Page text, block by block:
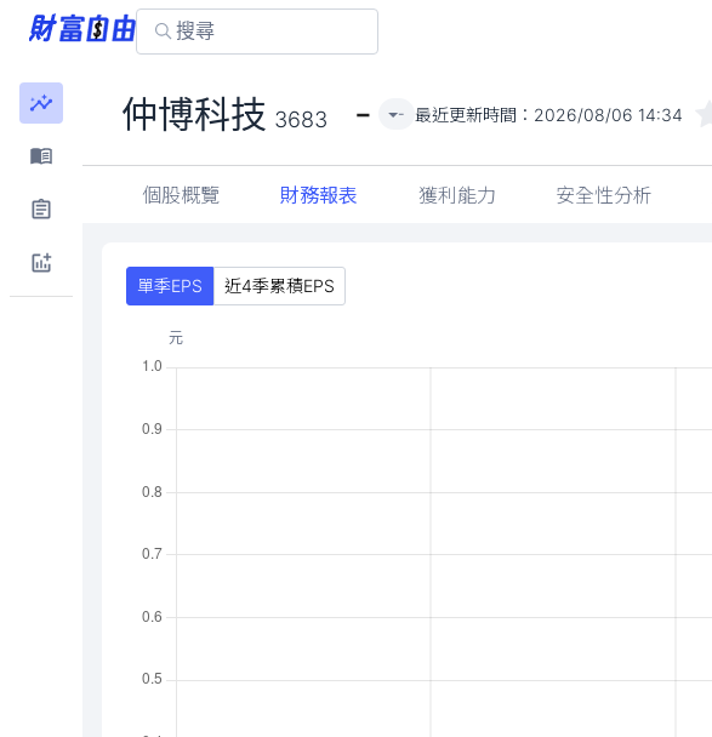
仲博科技 3683 - - 最近更新時間： 2026/08/06 14:34
個股概覽 財務報表 獲利能力 安全性分析
單季EPS 近4季累積EPS